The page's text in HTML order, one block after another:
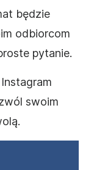
będzie
odbiorcom
pytanie.
swoim